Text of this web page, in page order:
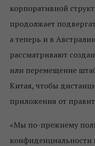
корпоративной
продолжает
а теперь и в
рассматривают
или перемещение
Китая, чтобы
приложения от
«Мы по-прежнему
конфиденциальности